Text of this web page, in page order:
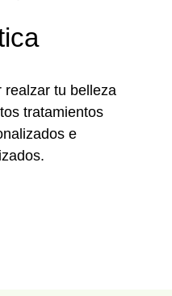
realzar tu belleza
tratamientos
e